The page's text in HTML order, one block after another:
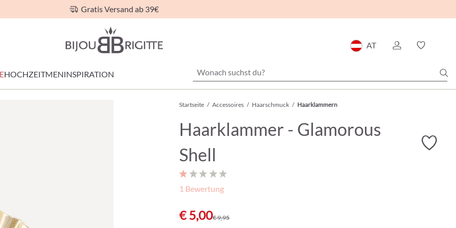
Gratis Versand ab 39€
AT
HOCHZEITMENINSPIRATION
Startseite / Accessoires / Haarschmuck / Haarklammern
Haarklammer - Glamorous
Shell
1 Bewertung
€ 5,00€ 9,95